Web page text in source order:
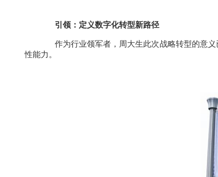
这些产品的成功呈现，既体现了周大生
的渠道与价格维度，升级为“供应链+内容力+